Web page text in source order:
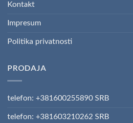
Kontakt
Impresum
Politika privatnosti
PRODAJA
telefon: +381600255890 SRB
telefon: +381603210262 SRB